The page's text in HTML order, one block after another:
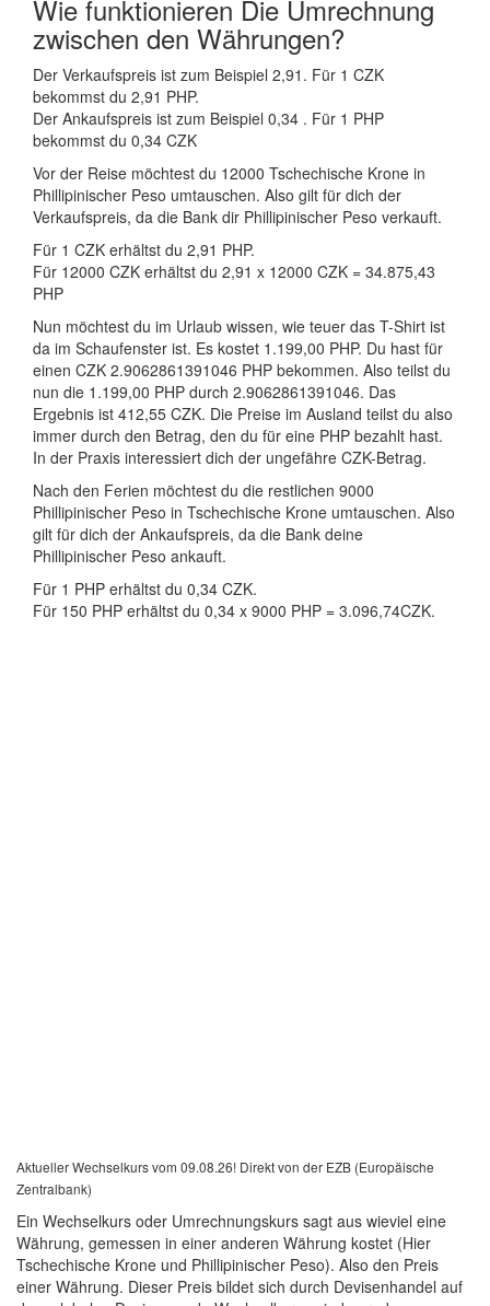
Wie funktionieren Die Umrechnung
zwischen den Währungen?
Der Verkaufspreis ist zum Beispiel 2,91. Für 1 CZK
bekommst du 2,91 PHP.
Der Ankaufspreis ist zum Beispiel 0,34 . Für 1 PHP
bekommst du 0,34 CZK
Vor der Reise möchtest du 12000 Tschechische Krone in
Phillipinischer Peso umtauschen. Also gilt für dich der
Verkaufspreis, da die Bank dir Phillipinischer Peso verkauft.
Für 1 CZK erhältst du 2,91 PHP.
Für 12000 CZK erhältst du 2,91 x 12000 CZK = 34.875,43
PHP
Nun möchtest du im Urlaub wissen, wie teuer das T-Shirt ist
da im Schaufenster ist. Es kostet 1.199,00 PHP. Du hast für
einen CZK 2.9062861391046 PHP bekommen. Also teilst du
nun die 1.199,00 PHP durch 2.9062861391046. Das
Ergebnis ist 412,55 CZK. Die Preise im Ausland teilst du also
immer durch den Betrag, den du für eine PHP bezahlt hast.
In der Praxis interessiert dich der ungefähre CZK-Betrag.
Nach den Ferien möchtest du die restlichen 9000
Phillipinischer Peso in Tschechische Krone umtauschen. Also
gilt für dich der Ankaufspreis, da die Bank deine
Phillipinischer Peso ankauft.
Für 1 PHP erhältst du 0,34 CZK.
Für 150 PHP erhältst du 0,34 x 9000 PHP = 3.096,74CZK.
Aktueller Wechselkurs vom 09.08.26! Direkt von der EZB (Europäische
Zentralbank)
Ein Wechselkurs oder Umrechnungskurs sagt aus wieviel eine
Währung, gemessen in einer anderen Währung kostet (Hier
Tschechische Krone und Phillipinischer Peso). Also den Preis
einer Währung. Dieser Preis bildet sich durch Devisenhandel auf